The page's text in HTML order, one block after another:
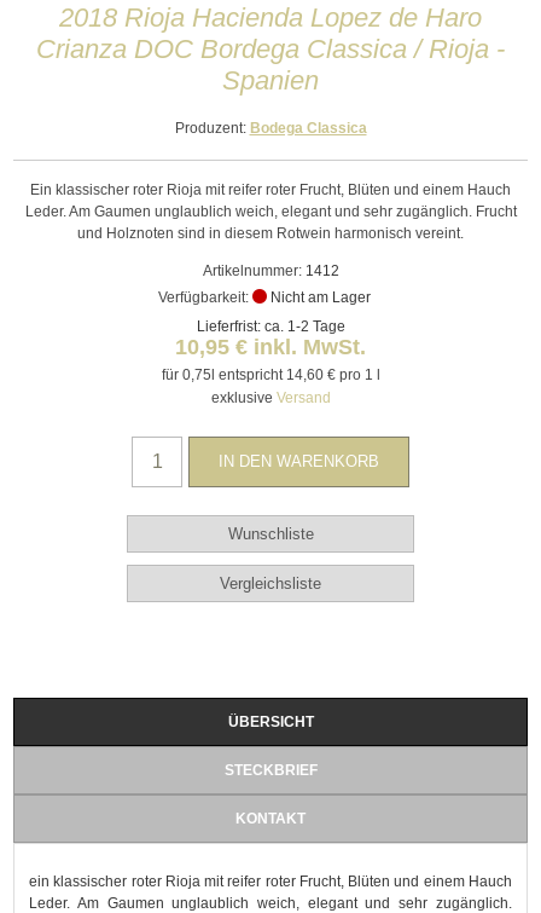
2018 Rioja Hacienda Lopez de Haro
Crianza DOC Bordega Classica / Rioja -
Spanien
Produzent: Bodega Classica
Ein klassischer roter Rioja mit reifer roter Frucht, Blüten und einem Hauch
Leder. Am Gaumen unglaublich weich, elegant und sehr zugänglich. Frucht
und Holznoten sind in diesem Rotwein harmonisch vereint.
Artikelnummer: 1412
Verfügbarkeit:
Nicht am Lager
Lieferfrist: ca. 1-2 Tage
10,95 € inkl. MwSt.
für 0,75l entspricht 14,60 € pro 1 l
exklusive Versand
ÜBERSICHT
STECKBRIEF
KONTAKT
ein klassischer roter Rioja mit reifer roter Frucht, Blüten und einem Hauch
Leder. Am Gaumen unglaublich weich, elegant und sehr zugänglich.